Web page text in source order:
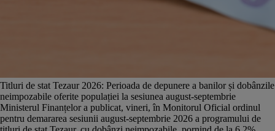
Titluri de stat Tezaur 2026: Perioada de depunere a banilor și dobânzile
neimpozabile oferite populației la sesiunea august-septembrie
Ministerul Finanțelor a publicat, vineri, în Monitorul Oficial ordinul
pentru demararea sesiunii august-septembrie 2026 a programului de